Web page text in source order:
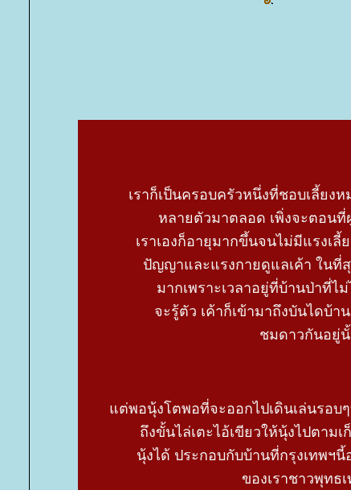
เราก็เป็นครอบครัวหนึ่งที่ชอบเลี้ยง
หลายตัวมาตลอด เพิ่งจะตอน
เราเองก็อายุมากขึ้นจนไม่มีแรงเ
ปัญญาและแรงกายดูแลเค้า ในที่สุ
มากเพราะเวลาอยู่ที่บ้านป่าที่ไ
จะรู้ตัว เค้าก็เข้ามาถึงบันไดบ้
ชมดาวกันอยู่
ต่พอนุ้งโตพอที่จะออกไปเดินเล่นรอบๆ
ถึงขั้นไล่เตะไอ้เขียวให้นุ้งไปตา
นุ้งได้ ประกอบกับบ้านที่กรุงเทพฯ
ของเราชาวพุทธ